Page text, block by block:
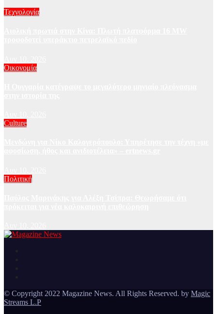
Τεχνολογία
Οικονομία
Culture
Πολιτική
© Copyright 2022 Magazine News. All Rights Reserved. by Magic
Streams L.P